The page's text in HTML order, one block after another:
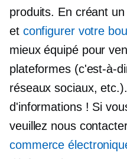
produits. En créant
et configurer votre
mieux équipé pour
plateformes (c'est-à-
réseaux sociaux,
d'informations ! Si
veuillez nous
commerce